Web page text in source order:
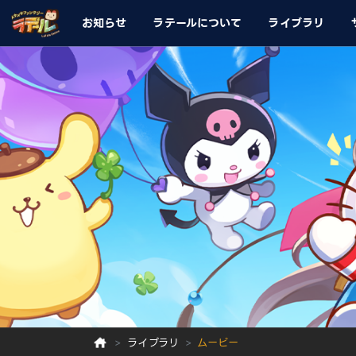
お知らせ ラテールについて ライブラリ
ライブラリ ムービー